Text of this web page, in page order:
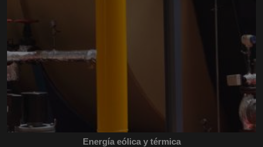
Energía eólica y térmica